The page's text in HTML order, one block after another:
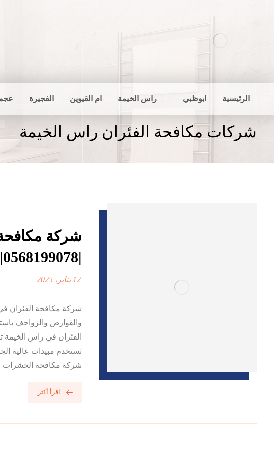
الرئيسية ابوظبي راس الخيمة ام القيوين الفجيرة
شركات مكافحة الفئران راس الخيمة
شركة
|0568199078| ابادة فورية
12 يناير، 2025
شركة مكافحة الفئران
والقوارض والزواحف
الفئران في راس
تستخدم مبيدات عالية
شركة مكافحة الحشرات
اقرأ أكثر